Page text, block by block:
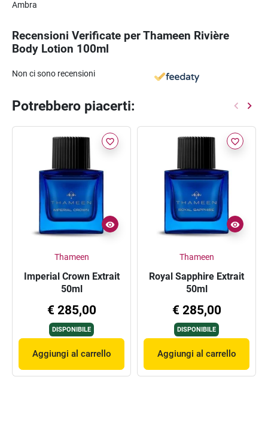
Ambra
Recensioni Verificate per Thameen Rivière
Body Lotion 100ml
Non ci sono recensioni
Potrebbero piacerti:
favorite_border
Thameen
Imperial Crown Extrait
50ml
€ 285,00
DISPONIBILE
Aggiungi al carrello
favorite_border
Thameen
Royal Sapphire Extrait
50ml
€ 285,00
DISPONIBILE
Aggiungi al carrello